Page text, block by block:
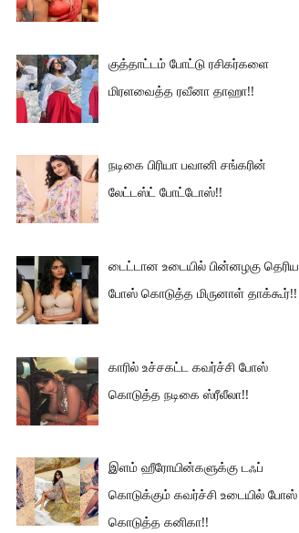
குத்தாட்டம் போட்டு ரசிகர்களை
மிரளவைத்த ரவீனா தாஹா!!
நடிகை பிரியா பவானி சங்கரின்
லேட்டஸ்ட் போட்டோஸ்!!
டைட்டான உடையில் பின்னழகு தெரிய
போஸ் கொடுத்த மிருனாள் தாக்கூர்!!
காரில் உச்சகட்ட கவர்ச்சி போஸ்
கொடுத்த நடிகை ஸ்ரீலீலா!!
இளம் ஹீரோயின்களுக்கு டஃப்
கொடுக்கும் கவர்ச்சி உடையில் போஸ்
கொடுத்த கனிகா!!